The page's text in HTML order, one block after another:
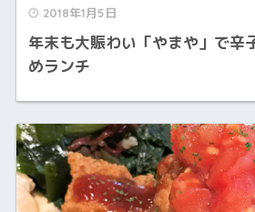
2018年1月5日
年末も大賑わい「やまや」で辛
めランチ